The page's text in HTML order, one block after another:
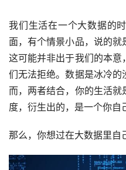
我们生活在一个大数据的
面，有个情景小品，说的就
这可能并非出于我们的本
们无法拒绝。数据是冰冷
而，两者结合，你的生活
度，衍生出的，是一个你自
那么，你想过在大数据里自